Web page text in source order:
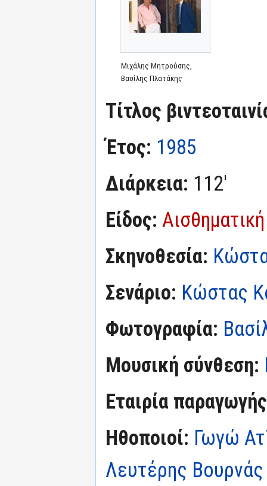
Μιχάλης Μητρούσης,
Βασίλης Πλατάκης
Τίτλος
Έτος: 1985
Διάρκεια: 112'
Είδος: Αισθηματική
Σκηνοθεσία:
Σενάριο: Κώστας
Φωτογραφία:
Μουσική σύνθεση:
Εταιρία
Ηθοποιοί: Γωγώ
Λευτέρης Βουρνάς